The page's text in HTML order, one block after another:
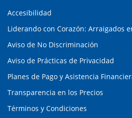
Accesibilidad
Liderando con Corazón: Arraigados
Aviso de No Discriminación
Aviso de Prácticas de Privacidad
Planes de Pago y Asistencia
Transparencia en los Precios
Términos y Condiciones